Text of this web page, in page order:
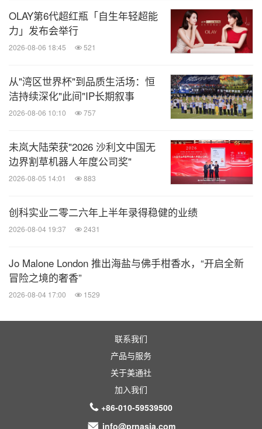
OLAY第6代超红瓶「自生年轻超能
力」发布会举行
2026-08-06 18:45 521
从"湾区世界杯"到品质生活场：恒
洁持续深化"此间"IP长期叙事
2026-08-06 10:10 757
未岚大陆荣获"2026 沙利文中国无
边界割草机器人年度公司奖"
2026-08-05 14:01 883
创科实业二零二六年上半年录得稳健的业绩
2026-08-04 19:37 2431
Jo Malone London 推出海盐与佛手柑香水，“开启全新
冒险之境的奢香”
2026-08-04 17:00 1529
联系我们
产品与服务
关于美通社
加入我们
+86-010-59539500
info@prnasia.com